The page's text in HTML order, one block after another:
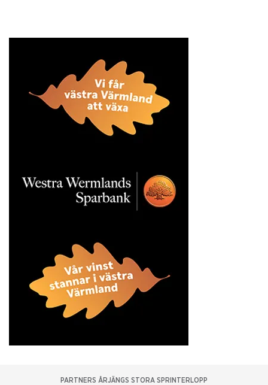
PARTNERS ÅRJÄNGS STORA SPRINTERLOPP